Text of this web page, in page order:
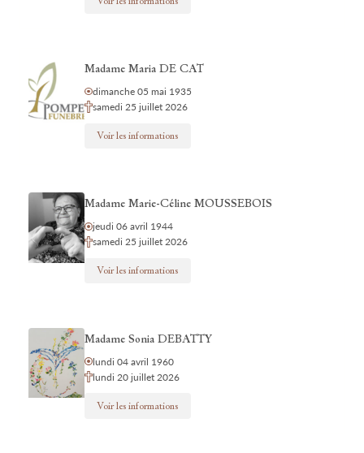
Madame Maria DE CAT
dimanche 05 mai 1935
samedi 25 juillet 2026
Voir les informations
Madame Marie-Céline MOUSSEBOIS
jeudi 06 avril 1944
samedi 25 juillet 2026
Voir les informations
Madame Sonia DEBATTY
lundi 04 avril 1960
lundi 20 juillet 2026
Voir les informations